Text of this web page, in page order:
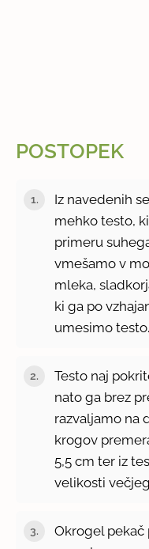
POSTOPEK
Iz navedenih
mehko testo,
primeru
vmešamo v
mleka,
ki ga po
umesimo testo.
Testo naj
nato ga brez
razvaljamo na
krogov
5,5 cm ter iz
velikosti
Okrogel pekač